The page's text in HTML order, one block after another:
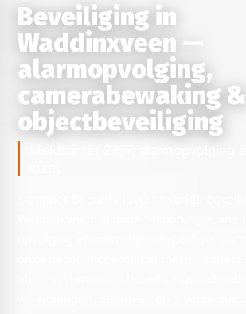
Beveiliging in
Waddinxveen —
alarmopvolging,
camerabewaking &
objectbeveiliging